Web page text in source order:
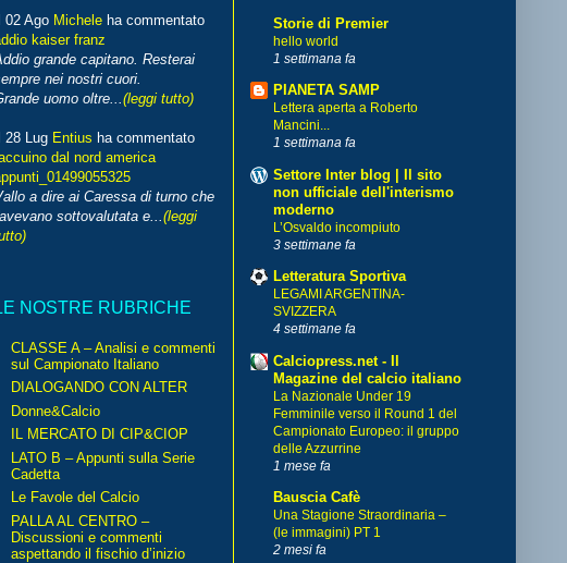
Il 02 Ago Michele ha commentato
kaiser franz
grande capitano. Resterai
nei nostri cuori.
uomo oltre...(leggi tutto)
Il 28 Lug Entius ha commentato
dal nord america
a dire ai Caressa di turno che
sottovalutata e...(leggi
NOSTRE RUBRICHE
CLASSE A – Analisi e commenti
sul Campionato Italiano
DIALOGANDO CON ALTER
Donne&Calcio
IL MERCATO DI CIP&CIOP
LATO B – Appunti sulla Serie
Cadetta
Le Favole del Calcio
PALLA AL CENTRO –
Discussioni e commenti
aspettando il fischio d’inizio
Storie di Premier
hello world
1 settimana fa
PIANETA SAMP
Lettera aperta a Roberto
Mancini...
1 settimana fa
Settore Inter blog | Il sito
non ufficiale dell'interismo
moderno
L’Osvaldo incompiuto
3 settimane fa
Letteratura Sportiva
LEGAMI ARGENTINA-
SVIZZERA
4 settimane fa
Calciopress.net - Il
Magazine del calcio italiano
La Nazionale Under 19
Femminile verso il Round 1 del
Campionato Europeo: il gruppo
delle Azzurrine
1 mese fa
Bauscia Cafè
Una Stagione Straordinaria –
(le immagini) PT 1
2 mesi fa